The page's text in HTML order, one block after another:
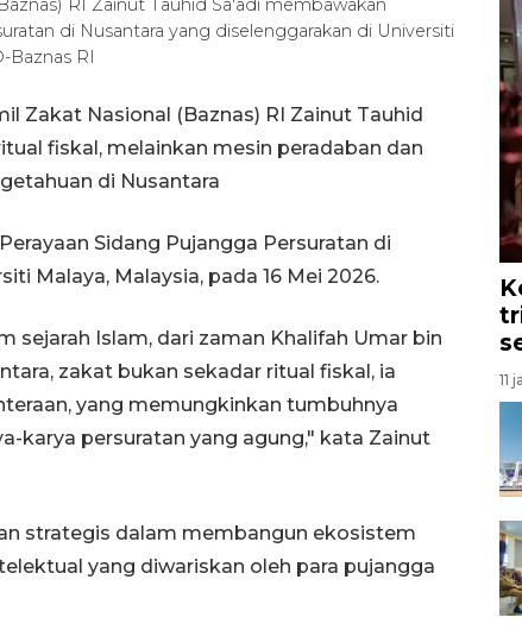
RI Zainut Tauhid Sa'adi membawakan
di Nusantara yang diselenggarakan di Universiti
Baznas RI
Zakat Nasional (Baznas) RI Zainut Tauhid
fiskal, melainkan mesin peradaban dan
di Nusantara
Sidang Pujangga Persuratan di
Malaya, Malaysia, pada 16 Mei 2026.
sejarah Islam, dari zaman Khalifah Umar bin
zakat bukan sekadar ritual fiskal, ia
yang memungkinkan tumbuhnya
karya persuratan yang agung," kata Zainut
strategis dalam membangun ekosistem
yang diwariskan oleh para pujangga
11